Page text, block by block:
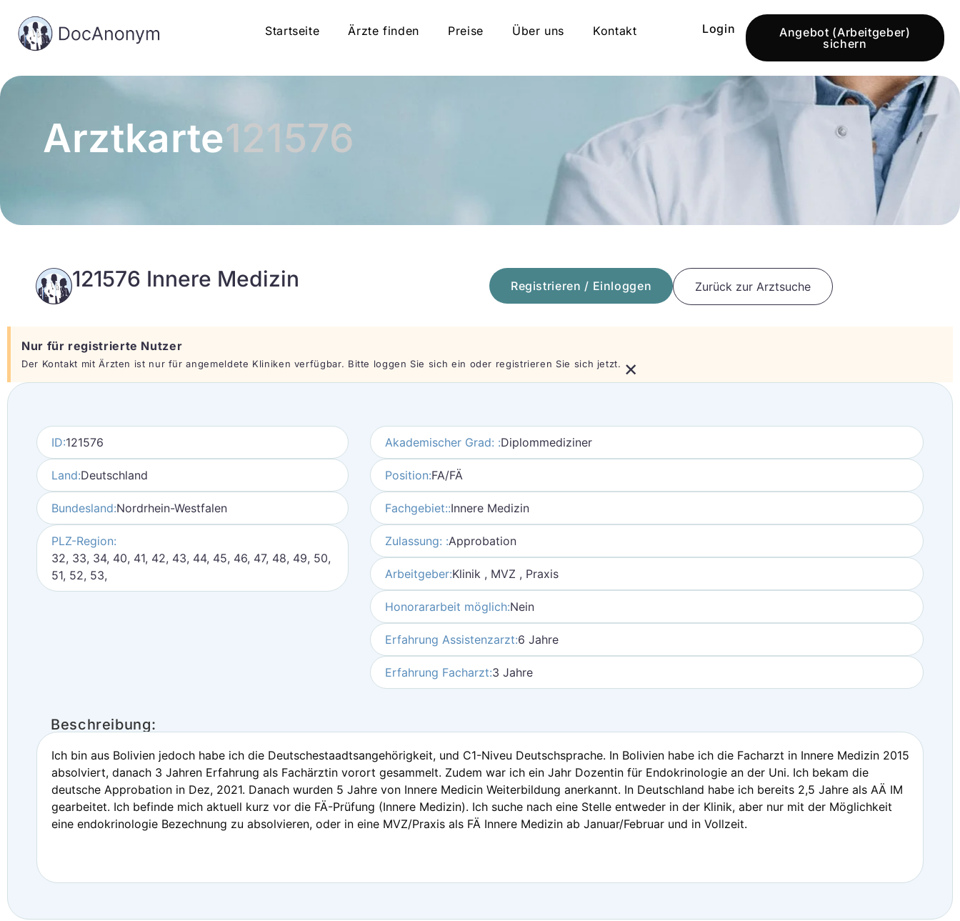
Startseite Ärzte finden Preise Über uns Kontakt Login
Angebot (Arbeitgeber)
sichern
Arztkarte121576
121576 Innere Medizin Registrieren / Einloggen Zurück zur Arztsuche
Nur für registrierte Nutzer
Der Kontakt mit Ärzten ist nur für angemeldete Kliniken verfügbar. Bitte loggen Sie sich ein oder registrieren Sie sich jetzt. ×
ID:121576
Land:Deutschland
Bundesland:Nordrhein-Westfalen
PLZ-Region:
32, 33, 34, 40, 41, 42, 43, 44, 45, 46, 47, 48, 49, 50,
51, 52, 53,
Akademischer Grad: :Diplommediziner
Position:FA/FÄ
Fachgebiet::Innere Medizin
Zulassung: :Approbation
Arbeitgeber:Klinik , MVZ , Praxis
Honorararbeit möglich:Nein
Erfahrung Assistenzarzt:6 Jahre
Erfahrung Facharzt:3 Jahre
Beschreibung:
Ich bin aus Bolivien jedoch habe ich die Deutschestaadtsangehörigkeit, und C1-Niveu Deutschsprache. In Bolivien habe ich die Facharzt in Innere Medizin 2015
absolviert, danach 3 Jahren Erfahrung als Fachärztin vorort gesammelt. Zudem war ich ein Jahr Dozentin für Endokrinologie an der Uni. Ich bekam die
deutsche Approbation in Dez, 2021. Danach wurden 5 Jahre von Innere Medicin Weiterbildung anerkannt. In Deutschland habe ich bereits 2,5 Jahre als AÄ IM
gearbeitet. Ich befinde mich aktuell kurz vor die FÄ-Prüfung (Innere Medizin). Ich suche nach eine Stelle entweder in der Klinik, aber nur mit der Möglichkeit
eine endokrinologie Bezechnung zu absolvieren, oder in eine MVZ/Praxis als FÄ Innere Medizin ab Januar/Februar und in Vollzeit.